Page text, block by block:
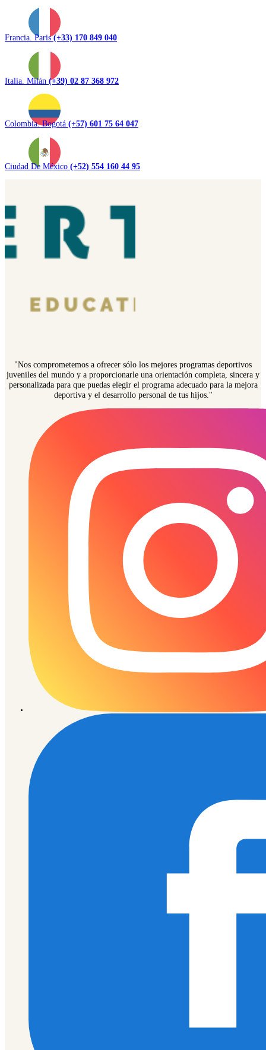
Francia. Paris(+33) 170 849 040
Italia. Milán (+39) 02 87 368 972
Colombia. Bogotá (+57) 601 75 64 047
Ciudad De México (+52) 554 160 44 95
"Nos comprometemos a ofrecer sólo los mejores programas deportivos
juveniles del mundo y a proporcionarle una orientación completa, sincera y
personalizada para que puedas elegir el programa adecuado para la mejora
deportiva y el desarrollo personal de tus hijos."